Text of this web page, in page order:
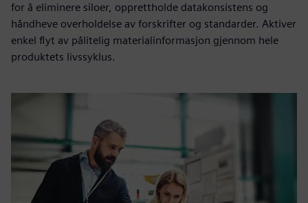
for å eliminere siloer, opprettholde datakonsistens og
håndheve overholdelse av forskrifter og standarder. Aktiver
enkel flyt av pålitelig materialinformasjon gjennom hele
produktets livssyklus.